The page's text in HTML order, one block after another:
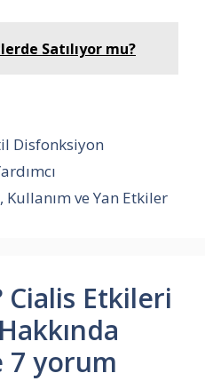
Satılıyor mu?
Disfonksiyon
ve Yan Etkiler
Cialis Etkileri
7 yorum